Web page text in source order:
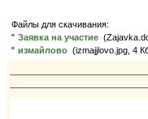
Файлы для скачивания:
" Заявка на участие
" измайлово (izmajjlovo.jpg, 4